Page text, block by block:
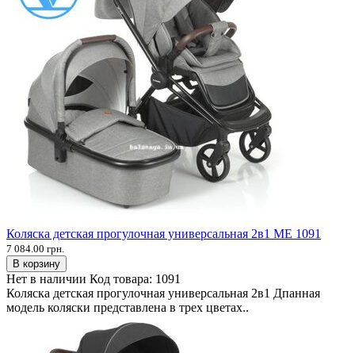
Коляска детская прогулочная универсальная 2в1 ME 1091
7 084.00 грн.
В корзину
Нет в наличии Код товара: 1091
Коляска детская прогулочная универсальная 2в1 Дпанная
модель коляски представлена в трех цветах..